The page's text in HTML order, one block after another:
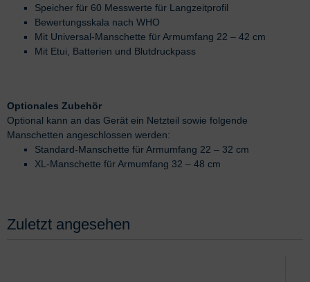
Speicher für 60 Messwerte für Langzeitprofil
Bewertungsskala nach WHO
Mit Universal-Manschette für Armumfang 22 – 42 cm
Mit Etui, Batterien und Blutdruckpass
Optionales Zubehör
Optional kann an das Gerät ein Netzteil sowie folgende
Manschetten angeschlossen werden:
Standard-Manschette für Armumfang 22 – 32 cm
XL-Manschette für Armumfang 32 – 48 cm
Zuletzt angesehen